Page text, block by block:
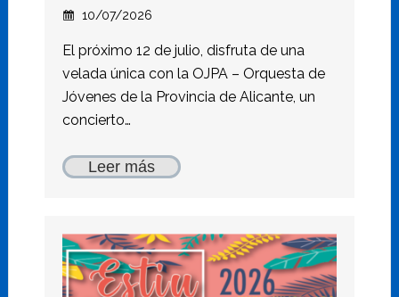
10/07/2026
El próximo 12 de julio, disfruta de una
velada única con la OJPA – Orquesta de
Jóvenes de la Provincia de Alicante, un
concierto…
Leer más